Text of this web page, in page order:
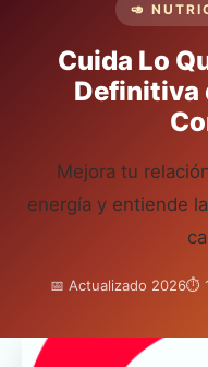
🥑
Cuida Lo
Definitiva
Mejora tu
energía y entiende
📅 Actualizado 2026⏱